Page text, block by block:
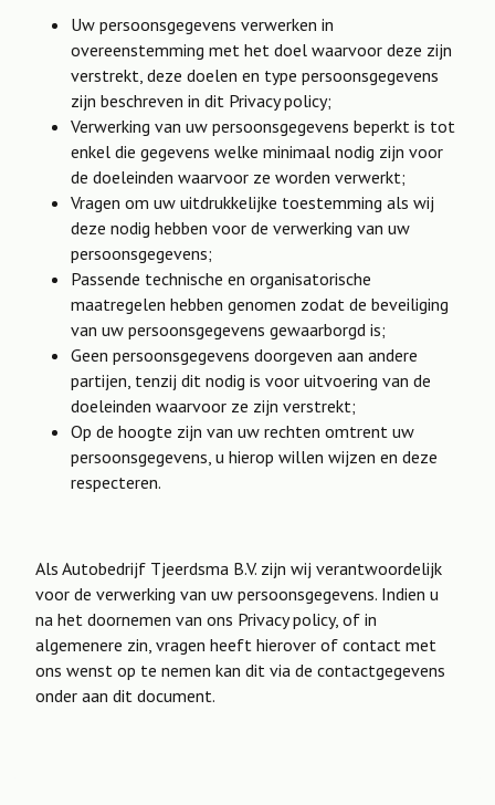
Uw persoonsgegevens verwerken in
overeenstemming met het doel waarvoor deze zijn
verstrekt, deze doelen en type persoonsgegevens
zijn beschreven in dit Privacy policy;
Verwerking van uw persoonsgegevens beperkt is tot
enkel die gegevens welke minimaal nodig zijn voor
de doeleinden waarvoor ze worden verwerkt;
Vragen om uw uitdrukkelijke toestemming als wij
deze nodig hebben voor de verwerking van uw
persoonsgegevens;
Passende technische en organisatorische
maatregelen hebben genomen zodat de beveiliging
van uw persoonsgegevens gewaarborgd is;
Geen persoonsgegevens doorgeven aan andere
partijen, tenzij dit nodig is voor uitvoering van de
doeleinden waarvoor ze zijn verstrekt;
Op de hoogte zijn van uw rechten omtrent uw
persoonsgegevens, u hierop willen wijzen en deze
respecteren.
Als Autobedrijf Tjeerdsma B.V. zijn wij verantwoordelijk
voor de verwerking van uw persoonsgegevens. Indien u
na het doornemen van ons Privacy policy, of in
algemenere zin, vragen heeft hierover of contact met
ons wenst op te nemen kan dit via de contactgegevens
onder aan dit document.